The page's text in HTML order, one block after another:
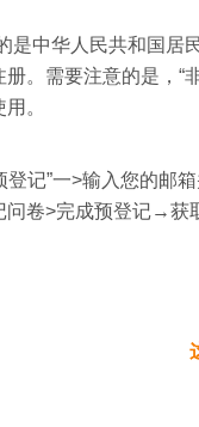
是中华人民共和国居
。需要注意的是，“
。
登记”一>输入您的邮
卷>完成预登记→获